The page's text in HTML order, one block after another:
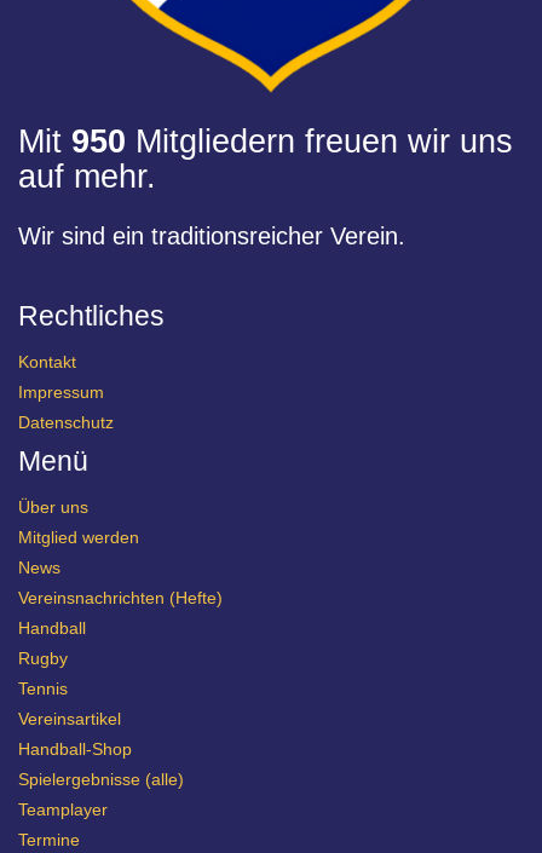
Mit 950 Mitgliedern freuen wir uns
auf mehr.
Wir sind ein traditionsreicher Verein.
Rechtliches
Kontakt
Impressum
Datenschutz
Menü
Über uns
Mitglied werden
News
Vereinsnachrichten (Hefte)
Handball
Rugby
Tennis
Vereinsartikel
Handball-Shop
Spielergebnisse (alle)
Teamplayer
Termine